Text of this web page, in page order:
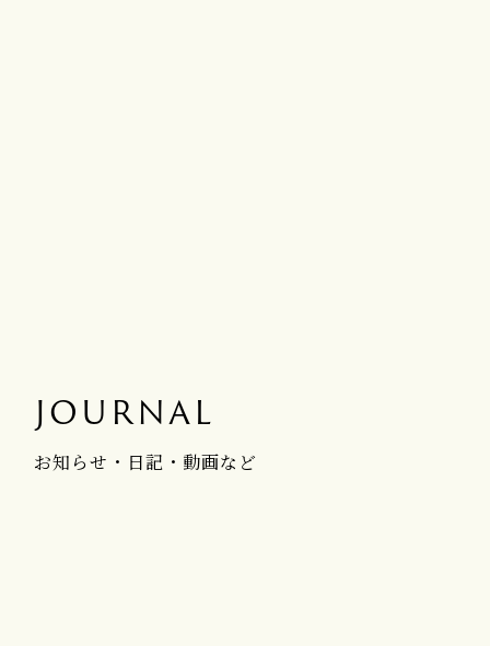
JOURNAL
お知らせ・日記・動画など